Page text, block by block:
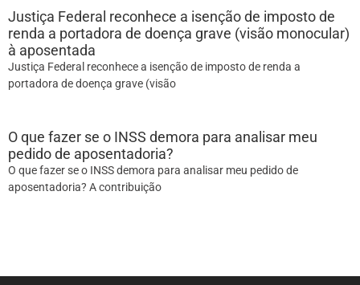
Justiça Federal reconhece a isenção de imposto de
renda a portadora de doença grave (visão monocular)
à aposentada
Justiça Federal reconhece a isenção de imposto de renda a
portadora de doença grave (visão
O que fazer se o INSS demora para analisar meu
pedido de aposentadoria?
O que fazer se o INSS demora para analisar meu pedido de
aposentadoria? A contribuição